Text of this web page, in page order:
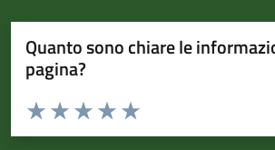
Quanto sono chiare le
pagina?
Valuta da 1 a 5 stelle la pagina
Valuta 5 stelle su 5
Valuta 4 stelle su 5
Valuta 3 stelle su 5
Valuta 2 stelle su 5
Valuta 1 stelle su 5